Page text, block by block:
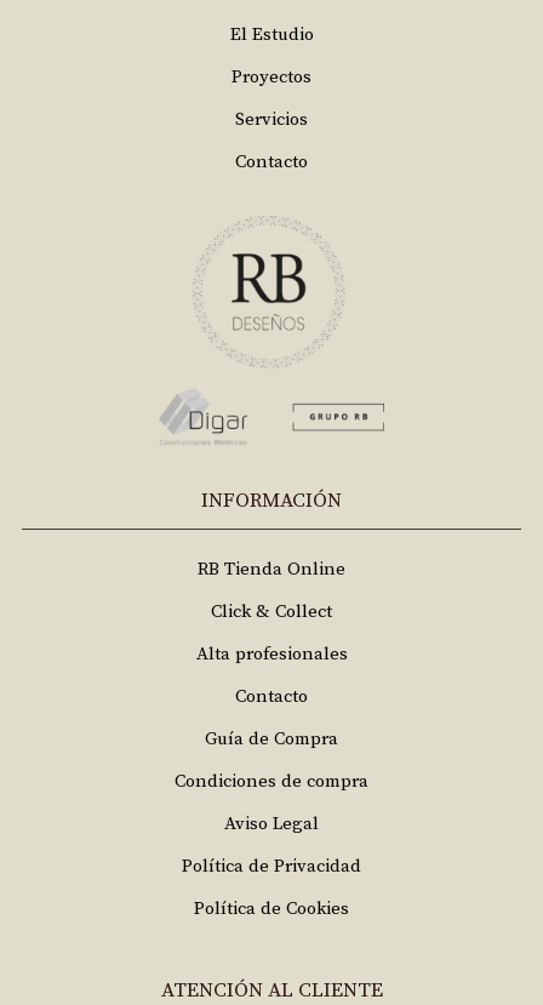
El Estudio
Proyectos
Servicios
Contacto
INFORMACIÓN
RB Tienda Online
Click & Collect
Alta profesionales
Contacto
Guía de Compra
Condiciones de compra
Aviso Legal
Política de Privacidad
Política de Cookies
ATENCIÓN AL CLIENTE